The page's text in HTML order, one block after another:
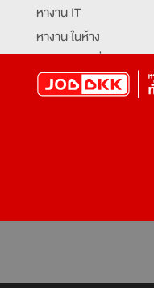
หางาน IT
หางาน ในห้าง
หางาน ท่องเที่ยว
หางาน จัดซื้อ
หางาน เจ้าหน้าที่รักษา
โปรแกรมเมอร์